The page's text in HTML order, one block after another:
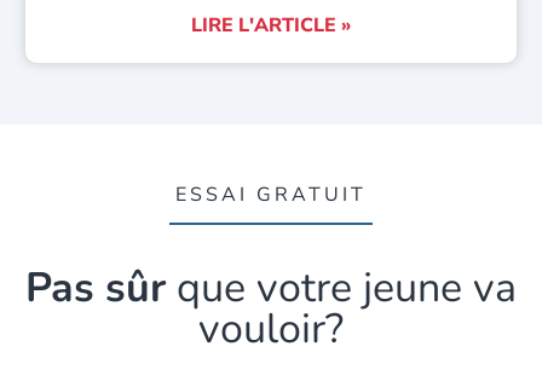
LIRE L'ARTICLE »
ESSAI GRATUIT
Pas sûrque votre jeune va
vouloir?